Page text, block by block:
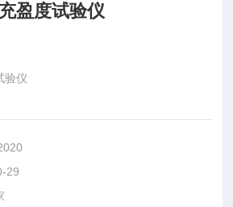
盈度试验仪
验仪
盐水泥及用本方法测定的其他材料。
29